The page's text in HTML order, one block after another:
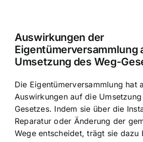
Auswirkungen der
Eigentümerversammlung
Umsetzung des Weg-
Die Eigentümerversammlung hat
Auswirkungen auf die
Gesetzes. Indem sie über die
Reparatur oder Änderung der
Wege entscheidet, trägt sie dazu